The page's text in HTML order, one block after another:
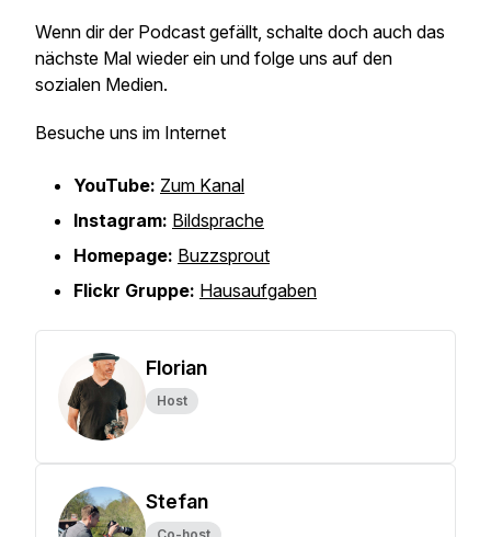
Wenn dir der Podcast gefällt, schalte doch auch das
nächste Mal wieder ein und folge uns auf den
sozialen Medien.
Besuche uns im Internet
YouTube: Zum Kanal
Instagram: Bildsprache
Homepage: Buzzsprout
Flickr Gruppe: Hausaufgaben
Florian
Host
Stefan